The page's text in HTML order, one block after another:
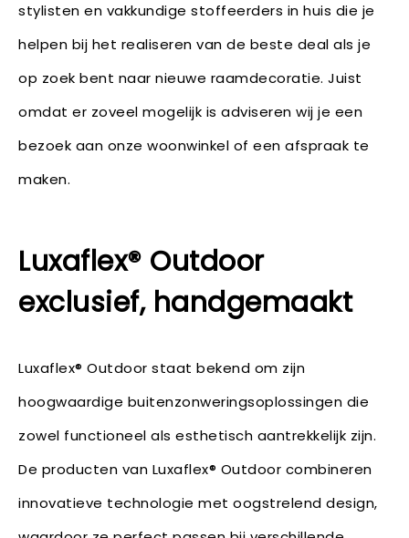
stylisten en vakkundige stoffeerders in huis die je
helpen bij het realiseren van de beste deal als je
op zoek bent naar nieuwe raamdecoratie. Juist
omdat er zoveel mogelijk is adviseren wij je een
bezoek aan onze woonwinkel of een afspraak te
maken.
Luxaflex® Outdoor
exclusief, handgemaakt
Luxaflex® Outdoor staat bekend om zijn
hoogwaardige buitenzonweringsoplossingen die
zowel functioneel als esthetisch aantrekkelijk zijn.
De producten van Luxaflex® Outdoor combineren
innovatieve technologie met oogstrelend design,